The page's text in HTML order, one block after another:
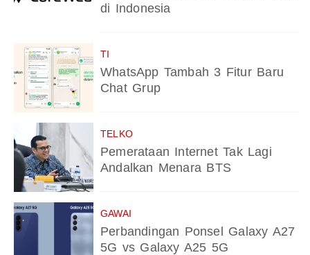
di Indonesia
TI
WhatsApp Tambah 3 Fitur Baru
Chat Grup
TELKO
Pemerataan Internet Tak Lagi
Andalkan Menara BTS
GAWAI
Perbandingan Ponsel Galaxy A27
5G vs Galaxy A25 5G